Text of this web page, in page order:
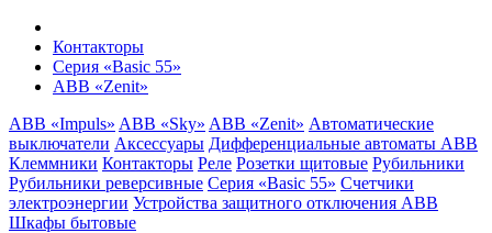
Контакторы
Серия «Basic 55»
ABB «Zenit»
ABB «Impuls» ABB «Sky» ABB «Zenit» Автоматические
выключатели Аксессуары Дифференциальные автоматы ABB
Клеммники Контакторы Реле Розетки щитовые Рубильники
Рубильники реверсивные Серия «Basic 55» Счетчики
электроэнергии Устройства защитного отключения ABB
Шкафы бытовые